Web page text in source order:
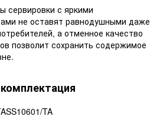
сервировки с яркими
не оставят равнодушными даже
а отменное качество
позволит сохранить содержимое
TA